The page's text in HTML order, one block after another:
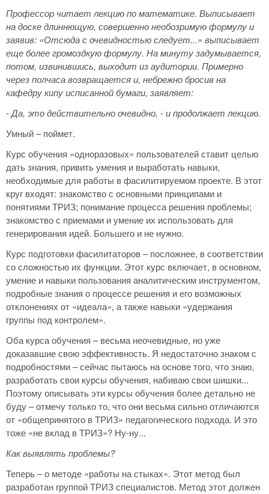
Профессор читает лекцию по математике. Выписывает
на доске длиннющую, совершенно необозримую формулу и
заявив: «Отсюда с очевидностью следует...» выписывает
еще более громоздкую формулу. На минуту задумывается,
потом, извинившись, выходит из аудитории. Примерно
через полчаса возвращается и, небрежно бросив на
кафедру кипу исписанной бумаги, заявляет:
- Да, это действительно очевидно, - и продолжает лекцию.
Умный – поймет.
Курс обучения «одноразовых» пользователей ставит целью
дать знания, привить умения и выработать навыки,
необходимые для работы в фасилитируемом проекте. В этот
круг входят: знакомство с основными принципами и
понятиями ТРИЗ; понимание процесса решения проблемы;
знакомство с приемами и умение их использовать для
генерирования идей. Большего и не нужно.
Курс подготовки фасилитаторов – посложнее, в соответствии
со сложностью их функции. Этот курс включает, в основном,
умение и навыки пользования аналитическим инструментом,
подробные знания о процессе решения и его возможных
отклонениях от «идеала», а также навыки «удержания
группы под контролем».
Оба курса обучения – весьма неочевидные, но уже
доказавшие свою эффективность. Я недостаточно знаком с
подробностями – сейчас пытаюсь на основе того, что знаю,
разработать свои курсы обучения, набиваю свои шишки...
Поэтому описывать эти курсы обучения более детально не
буду – отмечу только то, что они весьма сильно отличаются
от «общепринятого в ТРИЗ» педагогического подхода. И это
тоже «не вклад в ТРИЗ»? Ну-ну...
Как выявлять проблемы?
Теперь – о методе «работы на стыках». Этот метод был
разработан группой ТРИЗ специалистов. Метод этот должен